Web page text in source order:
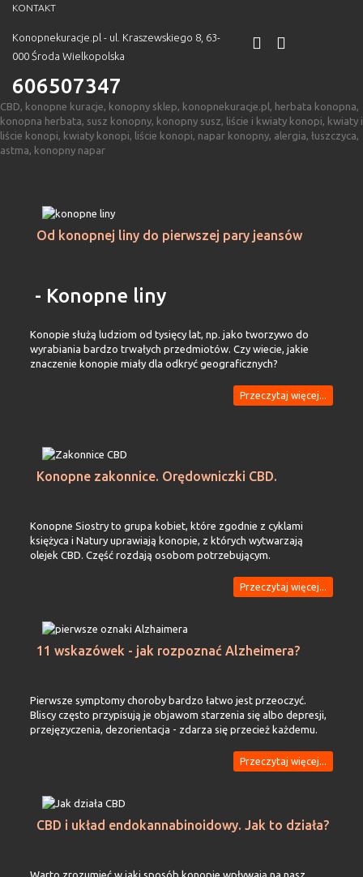
KONTAKT
Konopnekuracje.pl - ul. Kraszewskiego 8, 63-
000 Środa Wielkopolska
606507347
CBD, konopne kuracje, konopny sklep, konopnekuracje.pl, herbata konopna,
konopna herbata, susz konopny, konopny susz, liście i kwiaty konopi, kwiaty i
liście konopi, kwiaty konopi, liście konopi, napar konopny, alergia, łuszczyca,
astma, konopny napar
Od konopnej liny do pierwszej pary jeansów
- Konopne liny
Konopie służą ludziom od tysięcy lat, np. jako tworzywo do
wyrabiania bardzo trwałych przedmiotów. Czy wiecie, jakie
znaczenie konopie miały dla odkryć geograficznych?
Przeczytaj więcej...
Konopne zakonnice. Orędowniczki CBD.
Konopne Siostry to grupa kobiet, które zgodnie z cyklami
księżyca i Natury uprawiają konopie, z których wytwarzają
olejek CBD. Część rozdają osobom potrzebującym.
Przeczytaj więcej...
11 wskazówek - jak rozpoznać Alzheimera?
Pierwsze symptomy choroby bardzo łatwo jest przeoczyć.
Bliscy często przypisują je objawom starzenia się albo depresji,
przejęzyczenia, dezorientacja - zdarza się przecież każdemu.
Przeczytaj więcej...
CBD i układ endokannabinoidowy. Jak to działa?